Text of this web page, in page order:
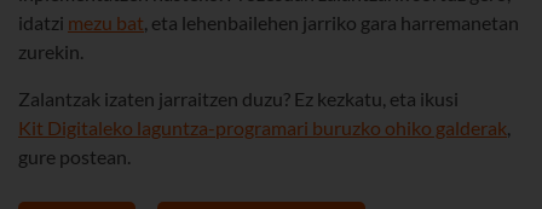
idatzi mezu bat, eta lehenbailehen jarriko gara harremanetan
zurekin.
Zalantzak izaten jarraitzen duzu? Ez kezkatu, eta ikusi
Kit Digitaleko laguntza-programari buruzko ohiko galderak,
gure postean.